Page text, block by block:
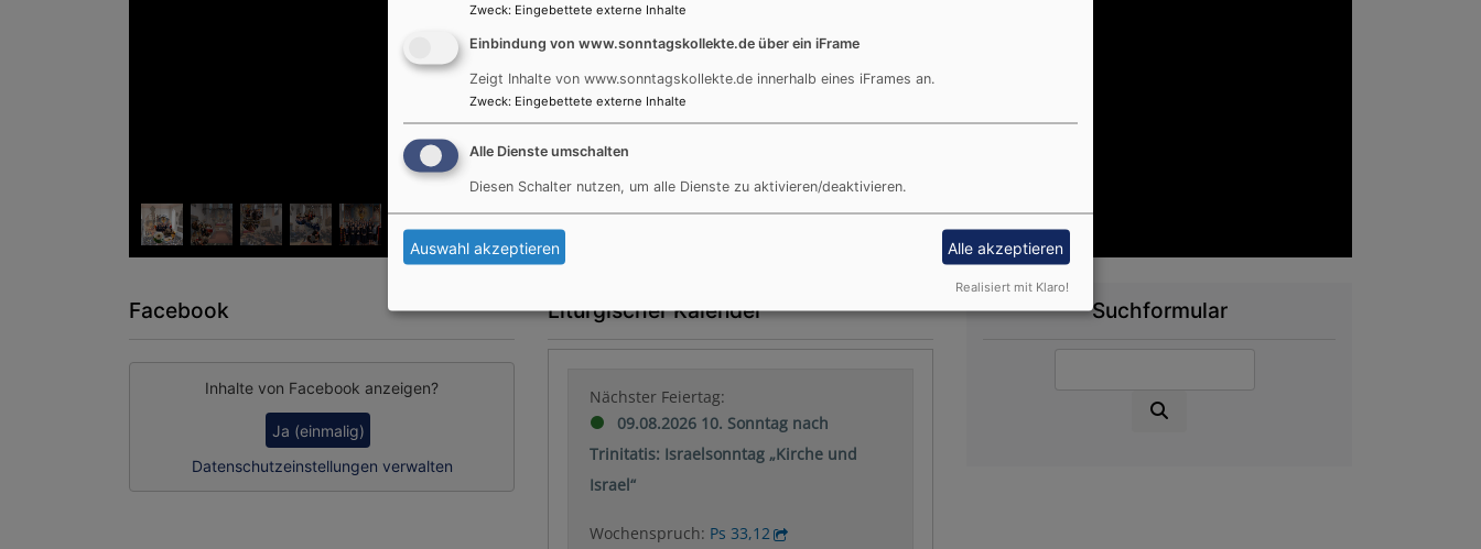
Facebook
Inhalte von Facebook anzeigen?
Ja (einmalig)
Datenschutzeinstellungen verwalten
Liturgischer Kalender
Nächster Feiertag:
09.08.2026 10. Sonntag nach
Trinitatis: Israelsonntag „Kirche und
Israel“
Wochenspruch: Ps 33,12
Suchformular
Zweck: Eingebettete externe Inhalte
Einbindung von www.sonntagskollekte.de über ein iFrame
Zeigt Inhalte von www.sonntagskollekte.de innerhalb eines iFrames an.
Zweck: Eingebettete externe Inhalte
Alle Dienste umschalten
Diesen Schalter nutzen, um alle Dienste zu aktivieren/deaktivieren.
Auswahl akzeptieren Alle akzeptieren
Realisiert mit Klaro!